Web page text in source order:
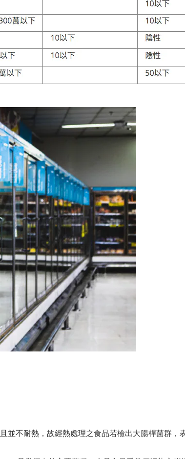
不耐熱，故經熱處理之食品若檢出大腸桿菌群，